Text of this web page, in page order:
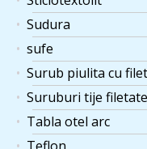
Sudura
sufe
Surub piulita cu
Suruburi tije filetate
Tabla otel arc